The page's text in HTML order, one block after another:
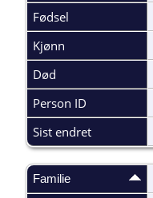
Fødsel
Kjønn
Død
Person ID
Sist endret
Familie